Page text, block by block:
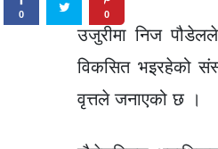
उजुरीमा निज
विकसित भइरहेको
वृत्तले जनाएको छ ।
0 0